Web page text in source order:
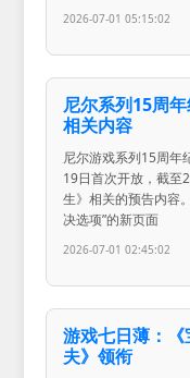
2026-07-01 05:15:02
尼尔系列15周
相关内容
尼尔游戏系列15周年
19日首次开放，截至
生》相关的预告内容
决选项”的新页面
2026-07-01 02:45:02
游戏七日薄：
夫》领衔